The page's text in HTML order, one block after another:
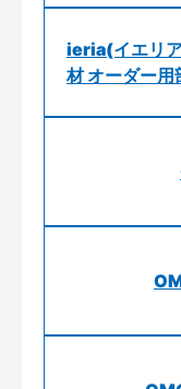
ieria(イエリ
材 オーダー用